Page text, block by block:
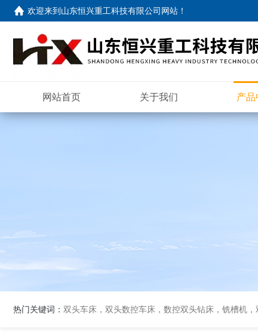
欢迎来到 山东恒兴重工科技有限公司网站 ！
网站首页 关于我们 产品
热门关键词： 双头车床，双头数控车床，数控双头钻床，铣槽机